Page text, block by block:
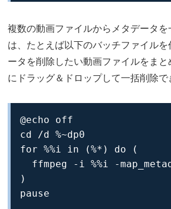
複数の動画ファイルからメタデータを
は、たとえば以下のバッチファイル
ータを削除したい動画ファイルをま
にドラッグ＆ドロップして一括削除で
@echo off
cd /d %~dp0
for %%i in (%*) do (
ffmpeg -i %%i -
)
pause